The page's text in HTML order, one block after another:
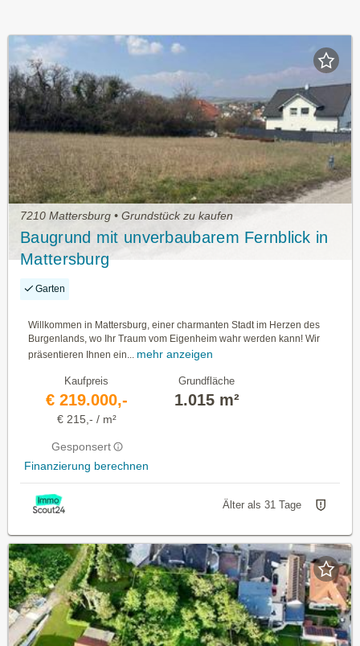
7210 Mattersburg • Grundstück zu kaufen
Baugrund mit unverbaubarem Fernblick in
Mattersburg
Garten
Willkommen in Mattersburg, einer charmanten Stadt im Herzen des
Burgenlands, wo Ihr Traum vom Eigenheim wahr werden kann! Wir
präsentieren Ihnen ein... mehr anzeigen
Kaufpreis
€ 219.000,-
€ 215,- / m²
Gesponsert
Finanzierung berechnen
Grundfläche
1.015 m²
Älter als 31 Tage